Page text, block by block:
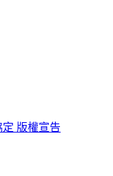
定 版權宣告